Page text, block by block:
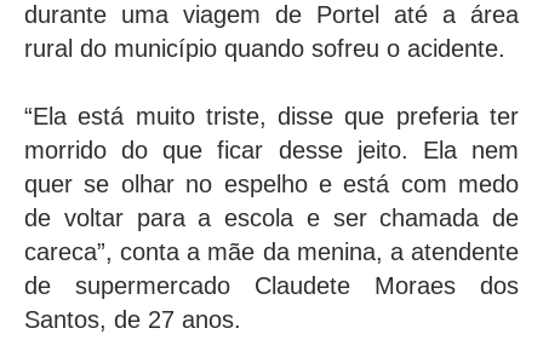
durante uma viagem de Portel até a área
rural do município quando sofreu o acidente.
“Ela está muito triste, disse que preferia ter
morrido do que ficar desse jeito. Ela nem
quer se olhar no espelho e está com medo
de voltar para a escola e ser chamada de
careca”, conta a mãe da menina, a atendente
de supermercado Claudete Moraes dos
Santos, de 27 anos.